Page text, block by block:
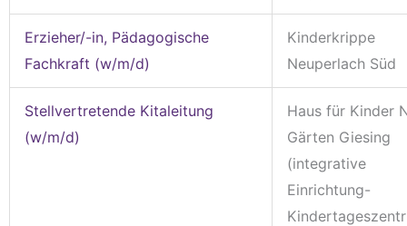
Erzieher/-in, Pädagogische
Fachkraft (w/m/d)
Kinderkrippe
Neuperlach Süd
Stellvertretende Kitaleitung
(w/m/d)
Haus für Kinder
Gärten Giesing
(integrative
Einrichtung-